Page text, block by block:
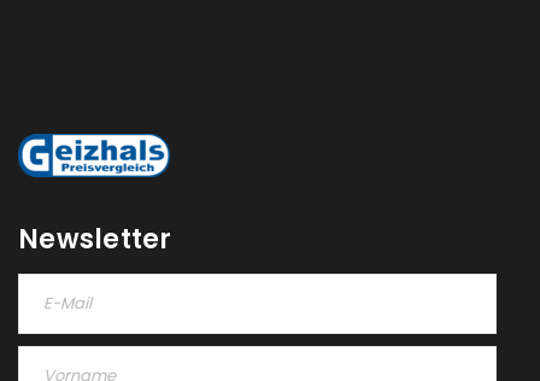
akzeptiere die
Newsletter